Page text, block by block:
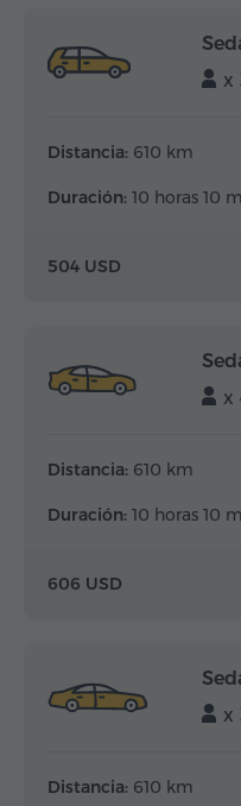
x
Distancia: 610 km
Duración: 10 horas 10
504 USD
x
Distancia: 610 km
Duración: 10 horas 10
606 USD
x
Distancia: 610 km